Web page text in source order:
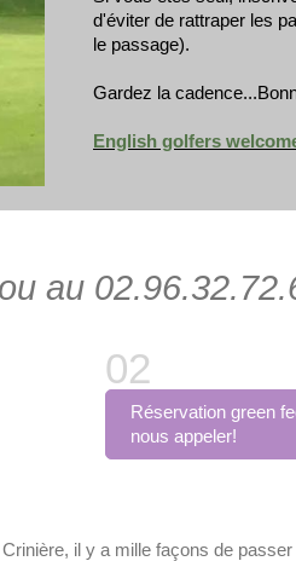
d'éviter de rattraper les
le passage).
Gardez la
English golfers
au
Réservation green
nous appeler!
il y a mille façons de